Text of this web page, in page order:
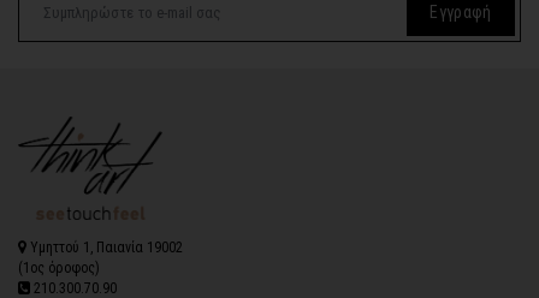
Εγγραφή
Υμηττού 1, Παιανία 19002
(1ος όροφος)
210.300.70.90